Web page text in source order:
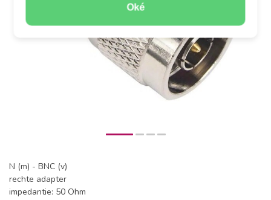
Oké
N (m) - BNC (v)
rechte adapter
impedantie: 50 Ohm